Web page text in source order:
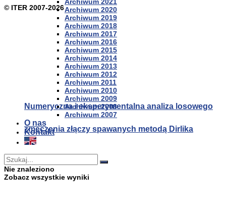
Archiwum 2020
Archiwum 2019
Archiwum 2018
Archiwum 2017
Archiwum 2016
Archiwum 2015
Archiwum 2014
Archiwum 2013
Archiwum 2012
Archiwum 2011
Archiwum 2010
Archiwum 2009
Archiwum 2008
Archiwum 2007
O nas
Kontakt
Nie znaleziono
Zobacz wszystkie wyniki
Numeryczna i eksperymentalna analiza losowego
zmęczenia złączy spawanych metodą Dirlika
© ITER 2007-2026